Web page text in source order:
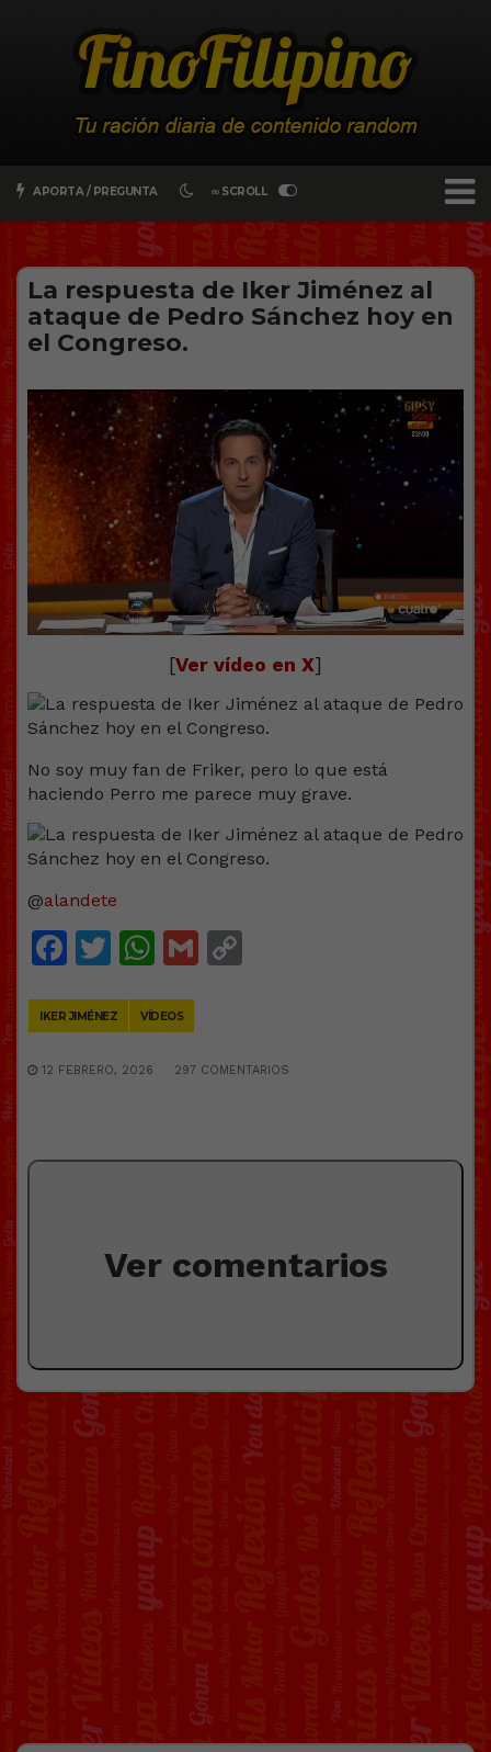
APORTA / PREGUNTA ∞ SCROLL
La respuesta de Iker Jiménez al
ataque de Pedro Sánchez hoy en
el Congreso.
[Ver vídeo en X]
No soy muy fan de Friker, pero lo que está
haciendo Perro me parece muy grave.
@alandete
Facebook
Twitter
WhatsApp
Gmail
IKER JIMÉNEZ VÍDEOS
12 FEBRERO, 2026 297 COMENTARIOS
Ver comentarios